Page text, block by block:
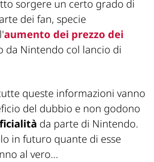
sorgere un certo grado di
dei fan, specie
aumento dei prezzo dei
da Nintendo col lancio di
queste informazioni vanno
del dubbio e non godono
da parte di Nintendo.
in futuro quante di esse
al vero...